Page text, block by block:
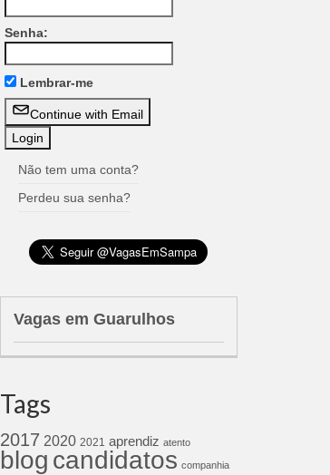
Senha:
Lembrar-me
Continue with Email
Não tem uma conta?
Perdeu sua senha?
Vagas em Guarulhos
Tags
2017 2020 2021 aprendiz atento
blog candidatos companhia